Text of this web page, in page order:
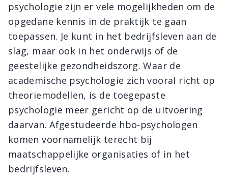
psychologie zijn er vele mogelijkheden om de
opgedane kennis in de praktijk te gaan
toepassen. Je kunt in het bedrijfsleven aan de
slag, maar ook in het onderwijs of de
geestelijke gezondheidszorg. Waar de
academische psychologie zich vooral richt op
theoriemodellen, is de toegepaste
psychologie meer gericht op de uitvoering
daarvan. Afgestudeerde hbo-psychologen
komen voornamelijk terecht bij
maatschappelijke organisaties of in het
bedrijfsleven.